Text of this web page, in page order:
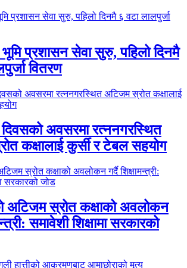
भूमि प्रशासन सेवा सुरु, पहिलो दिनमै
वितरण
दिवसको अवसरमा रत्ननगरस्थित
कक्षालाई कुर्सी र टेबल सहयोग
अटिजम स्रोत कक्षाको अवलोकन
समावेशी शिक्षामा सरकारको